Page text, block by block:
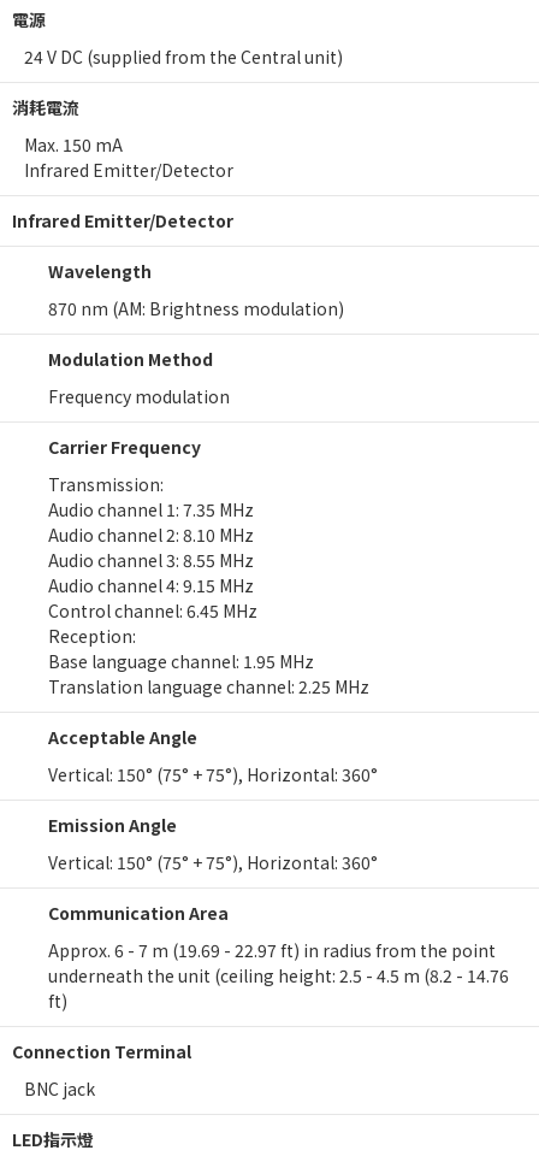
電源
24 V DC (supplied from the Central unit)
消耗電流
Max. 150 mA
Infrared Emitter/Detector
Infrared Emitter/Detector
Wavelength
870 nm (AM: Brightness modulation)
Modulation Method
Frequency modulation
Carrier Frequency
Transmission:
Audio channel 1: 7.35 MHz
Audio channel 2: 8.10 MHz
Audio channel 3: 8.55 MHz
Audio channel 4: 9.15 MHz
Control channel: 6.45 MHz
Reception:
Base language channel: 1.95 MHz
Translation language channel: 2.25 MHz
Acceptable Angle
Vertical: 150° (75° + 75°), Horizontal: 360°
Emission Angle
Vertical: 150° (75° + 75°), Horizontal: 360°
Communication Area
Approx. 6 - 7 m (19.69 - 22.97 ft) in radius from the point
underneath the unit (ceiling height: 2.5 - 4.5 m (8.2 - 14.76
ft)
Connection Terminal
BNC jack
LED指示燈